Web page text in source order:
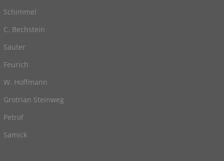
Schimmel
C. Bechstein
Sauter
Feurich
W. Hoffmann
Grotrian Steinweg
Petrof
Samick